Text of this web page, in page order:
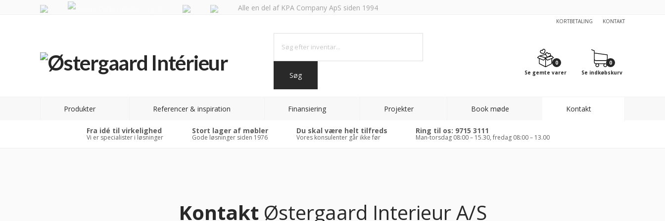
Alle en del af KPA Company ApS siden 1994
KORTBETALING KONTAKT
0
Se gemte varer
0
Se indkøbskurv
Produkter Referencer & inspiration Finansiering Projekter Book møde Kontakt
Fra idé til virkelighed
Vi er specialister i løsninger
Stort lager af møbler
Gode løsninger siden 1976
Du skal være helt tilfreds
Vores konsulenter går ikke før
Ring til os: 9715 3111
Man-torsdag 08:00 – 15.30, fredag 08:00 – 13.00
Kontakt Østergaard Interieur A/S